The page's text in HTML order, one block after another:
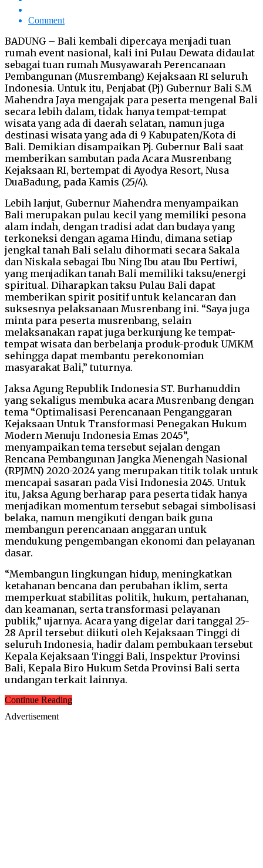
Comment
BADUNG – Bali kembali dipercaya menjadi tuan
rumah event nasional, kali ini Pulau Dewata didaulat
sebagai tuan rumah Musyawarah Perencanaan
Pembangunan (Musrembang) Kejaksaan RI seluruh
Indonesia. Untuk itu, Penjabat (Pj) Gubernur Bali S.M
Mahendra Jaya mengajak para peserta mengenal Bali
secara lebih dalam, tidak hanya tempat-tempat
wisata yang ada di daerah selatan, namun juga
destinasi wisata yang ada di 9 Kabupaten/Kota di
Bali. Demikian disampaikan Pj. Gubernur Bali saat
memberikan sambutan pada Acara Musrenbang
Kejaksaan RI, bertempat di Ayodya Resort, Nusa
DuaBadung, pada Kamis (25/4).
Lebih lanjut, Gubernur Mahendra menyampaikan
Bali merupakan pulau kecil yang memiliki pesona
alam indah, dengan tradisi adat dan budaya yang
terkoneksi dengan agama Hindu, dimana setiap
jengkal tanah Bali selalu dihormati secara Sakala
dan Niskala sebagai Ibu Ning Ibu atau Ibu Pertiwi,
yang menjadikan tanah Bali memiliki taksu/energi
spiritual. Diharapkan taksu Pulau Bali dapat
memberikan spirit positif untuk kelancaran dan
suksesnya pelaksanaan Musrenbang ini. “Saya juga
minta para peserta musrenbang, selain
melaksanakan rapat juga berkunjung ke tempat-
tempat wisata dan berbelanja produk-produk UMKM
sehingga dapat membantu perekonomian
masyarakat Bali,” tuturnya.
Jaksa Agung Republik Indonesia ST. Burhanuddin
yang sekaligus membuka acara Musrenbang dengan
tema “Optimalisasi Perencanaan Penganggaran
Kejaksaan Untuk Transformasi Penegakan Hukum
Modern Menuju Indonesia Emas 2045”,
menyampaikan tema tersebut sejalan dengan
Rencana Pembangunan Jangka Menengah Nasional
(RPJMN) 2020-2024 yang merupakan titik tolak untuk
mencapai sasaran pada Visi Indonesia 2045. Untuk
itu, Jaksa Agung berharap para peserta tidak hanya
menjadikan momentum tersebut sebagai simbolisasi
belaka, namun mengikuti dengan baik guna
membangun perencanaan anggaran untuk
mendukung pengembangan ekonomi dan pelayanan
dasar.
“Membangun lingkungan hidup, meningkatkan
ketahanan bencana dan perubahan iklim, serta
memperkuat stabilitas politik, hukum, pertahanan,
dan keamanan, serta transformasi pelayanan
publik,” ujarnya. Acara yang digelar dari tanggal 25-
28 April tersebut diikuti oleh Kejaksaan Tinggi di
seluruh Indonesia, hadir dalam pembukaan tersebut
Kepala Kejaksaan Tinggi Bali, Inspektur Provinsi
Bali, Kepala Biro Hukum Setda Provinsi Bali serta
undangan terkait lainnya.
Continue Reading
Advertisement